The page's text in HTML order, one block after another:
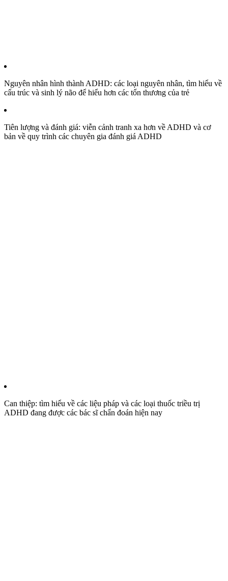
Nguyên nhân hình thành ADHD: các loại nguyên nhân, tìm hiểu về
cấu trúc và sinh lý não để hiểu hơn các tổn thương của trẻ
Tiên lượng và đánh giá: viễn cảnh tranh xa hơn về ADHD và cơ
bản về quy trình các chuyên gia đánh giá ADHD
Can thiệp: tìm hiểu về các liệu pháp và các loại thuốc triều trị
ADHD đang được các bác sĩ chẩn đoán hiện nay